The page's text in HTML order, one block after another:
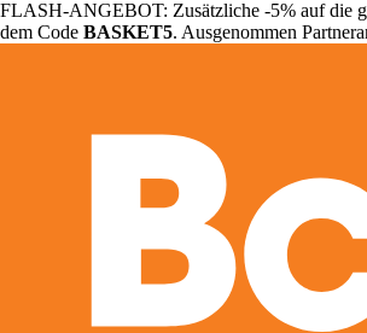
FLASH-ANGEBOT: Zusätzliche -5% auf die
dem Code BASKET5. Ausgenommen